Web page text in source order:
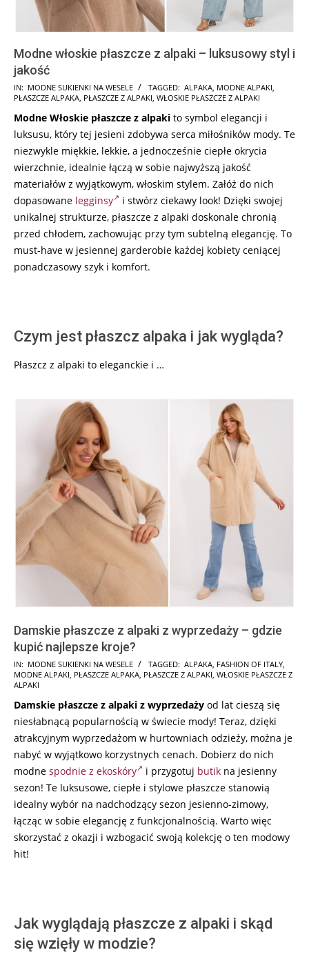
Modne włoskie płaszcze z alpaki – luksusowy styl i
jakość
2024-
09-
15
IN: MODNE SUKIENKI NA WESELE TAGGED: ALPAKA MODNE ALPAKI
PŁASZCZE ALPAKA PŁASZCZE Z ALPAKI WŁOSKIE PŁASZCZE Z ALPAKI
Modne Włoskie płaszcze z alpaki to symbol elegancji i
luksusu, który tej jesieni zdobywa serca miłośników mody. Te
niezwykle miękkie, lekkie, a jednocześnie ciepłe okrycia
wierzchnie, idealnie łączą w sobie najwyższą jakość
materiałów z wyjątkowym, włoskim stylem. Załóż do nich
dopasowane legginsy
i stwórz ciekawy look! Dzięki swojej
unikalnej strukturze, płaszcze z alpaki doskonale chronią
przed chłodem, zachowując przy tym subtelną elegancję. To
must-have w jesiennej garderobie każdej kobiety ceniącej
ponadczasowy szyk i komfort.
Czym jest płaszcz alpaka i jak wygląda?
Płaszcz z alpaki to eleganckie i …
Damskie płaszcze z alpaki z wyprzedaży – gdzie
kupić najlepsze kroje?
2024-
09-
IN: MODNE SUKIENKI NA WESELE TAGGED: ALPAKA FASHION OF ITALY
MODNE ALPAKI PŁASZCZE ALPAKA PŁASZCZE Z ALPAKI WŁOSKIE PŁASZCZE Z
ALPAKI
Damskie płaszcze z alpaki z wyprzedaży od lat cieszą się
niesłabnącą popularnością w świecie mody! Teraz, dzięki
atrakcyjnym wyprzedażom w hurtowniach odzieży, można je
nabyć w wyjątkowo korzystnych cenach. Dobierz do nich
modne spodnie z ekoskóry i przygotuj butik na jesienny
sezon! Te luksusowe, ciepłe i stylowe płaszcze stanowią
idealny wybór na nadchodzący sezon jesienno-zimowy,
łącząc w sobie elegancję z funkcjonalnością. Warto więc
skorzystać z okazji i wzbogacić swoją kolekcję o ten modowy
hit!
Jak wyglądają płaszcze z alpaki i skąd
się wzięły w modzie?